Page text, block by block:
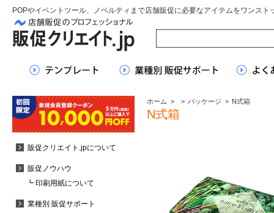
POPやイベントツール、ノベルティまで店舗販促に必要なアイテムをワンスト
ホーム > > パッケージ > N式箱
N式箱
販促クリエイト.jpについて
販促ノウハウ
┗ 印刷用紙について
業種別 販促サポート